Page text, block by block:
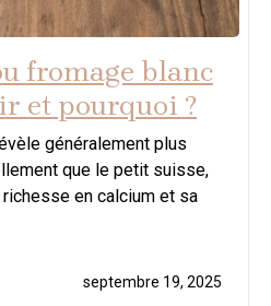
fromage blanc
et pourquoi ?
généralement plus
que le petit suisse,
en calcium et sa
septembre 19, 2025